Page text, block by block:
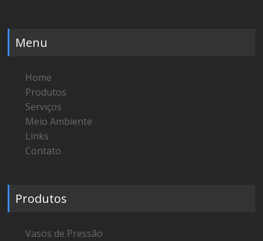
Menu
Home
Produtos
Serviços
Meio Ambiente
Links
Contato
Produtos
Vasos de Pressão